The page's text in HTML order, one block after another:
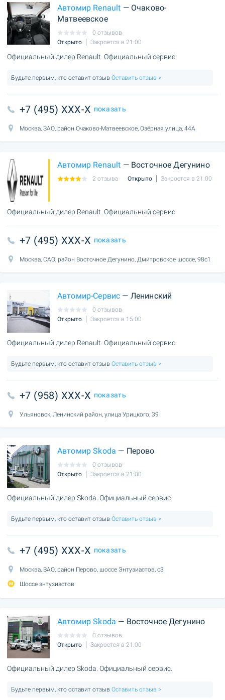
Автомир Renault — Очаково-
Матвеевское
0 отзывов
Открыто
Закроется в 21:00
Официальный дилер Renault. Официальный сервис.
Будьте первым, кто оставит отзыв Оставить отзыв >
+7 (495) XXX-X показать
Москва, ЗАО, район Очаково-Матвеевское, Озёрная улица, 44А
Автомир Renault — Восточное Дегунино
2 отзыва Открыто Закроется в 21:00
Официальный дилер Renault. Официальный сервис.
+7 (495) XXX-X показать
Москва, САО, район Восточное Дегунино, Дмитровское шоссе, 98с1
Автомир-Сервис — Ленинский
0 отзывов
Открыто
Закроется в 15:00
Официальный дилер Renault. Официальный сервис.
Будьте первым, кто оставит отзыв Оставить отзыв >
+7 (958) XXX-X показать
Ульяновск, Ленинский район, улица Урицкого, 39
Автомир Skoda — Перово
0 отзывов
Открыто
Закроется в 21:00
Официальный дилер Skoda. Официальный сервис.
Будьте первым, кто оставит отзыв Оставить отзыв >
+7 (495) XXX-X показать
Москва, ВАО, район Перово, шоссе Энтузиастов, с3
Шоссе энтузиастов
Автомир Skoda — Восточное Дегунино
0 отзывов
Открыто
Закроется в 21:00
Официальный дилер Skoda. Официальный сервис.
Будьте первым, кто оставит отзыв Оставить отзыв >